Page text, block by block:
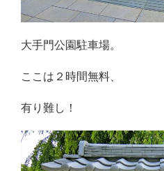
大手門公園駐車場。
ここは２時間無料、
有り難し！